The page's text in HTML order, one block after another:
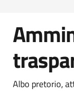
Albo pretorio,